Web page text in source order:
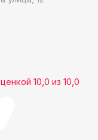
10,0 из 10,0